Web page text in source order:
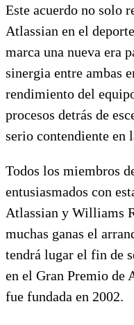
Este acuerdo no solo
Atlassian en el
marca una nueva era
sinergia entre ambas
rendimiento del
procesos detrás de
serio contendiente en
Todos los miembros
entusiasmados con
Atlassian y Williams
muchas ganas el
tendrá lugar el fin de
en el Gran Premio de
fue fundada en 2002.